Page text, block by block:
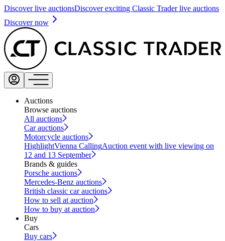
Discover live auctionsDiscover exciting Classic Trader live auctions
Discover now
Auctions
Browse auctions
All auctions
Car auctions
Motorcycle auctions
HighlightVienna CallingAuction event with live viewing on
12 and 13 September
Brands & guides
Porsche auctions
Mercedes-Benz auctions
British classic car auctions
How to sell at auction
How to buy at auction
Buy
Cars
Buy cars